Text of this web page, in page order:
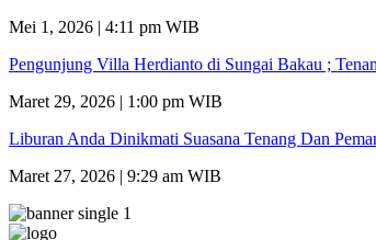
Mei 1, 2026 | 4:11 pm WIB
Pengunjung Villa Herdianto di Sungai Bakau ;
Maret 29, 2026 | 1:00 pm WIB
Liburan Anda Dinikmati Suasana Tenang Dan
Maret 27, 2026 | 9:29 am WIB